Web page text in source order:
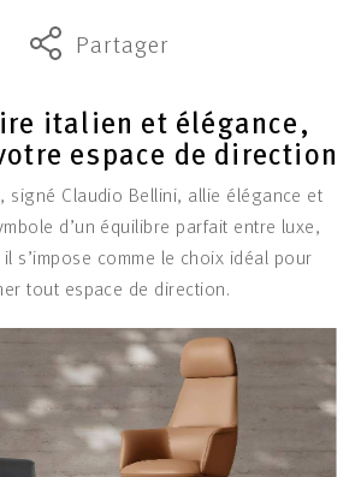
Partager
italien et élégance,
espace de direction
signé Claudio Bellini, allie élégance et
d’un équilibre parfait entre luxe,
s’impose comme le choix idéal pour
tout espace de direction.